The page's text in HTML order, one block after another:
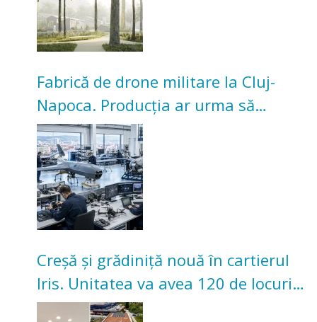
Fabrică de drone militare la Cluj-
Napoca. Producția ar urma să
înceapă în toamna acestui an
Creșă și grădiniță nouă în cartierul
Iris. Unitatea va avea 120 de locuri
pentru copii